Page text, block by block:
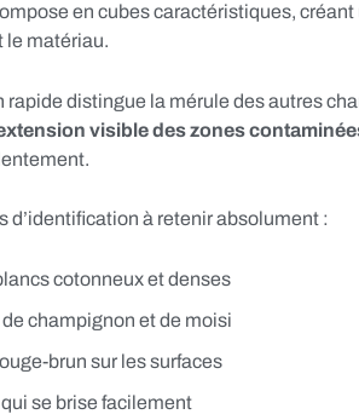
en cubes caractéristiques,
le matériau.
rapide distingue la mérule des autres
visible des zones
d’identification à retenir absolument :
cotonneux et denses
champignon et de moisi
brun sur les surfaces
se brise facilement